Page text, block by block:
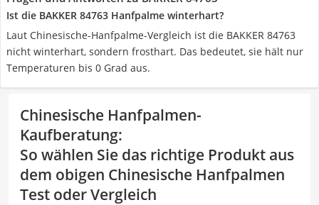
Ist die BAKKER 84763 Hanfpalme winterhart?
Laut Chinesische-Hanfpalme-Vergleich ist die BAKKER 84763
nicht winterhart, sondern frosthart. Das bedeutet, sie hält nur
Temperaturen bis 0 Grad aus.
Chinesische Hanfpalmen-
Kaufberatung:
So wählen Sie das richtige Produkt aus
dem obigen Chinesische Hanfpalmen
Test oder Vergleich